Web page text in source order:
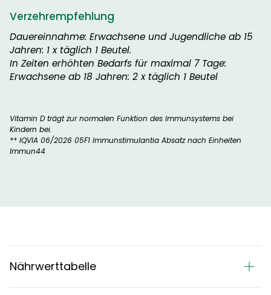
Verzehrempfehlung
Dauereinnahme: Erwachsene und Jugendliche ab 15
Jahren: 1 x täglich 1 Beutel.
In Zeiten erhöhten Bedarfs für maximal 7 Tage:
Erwachsene ab 18 Jahren: 2 x täglich 1 Beutel
Vitamin D trägt zur normalen Funktion des Immunsystems bei
Kindern bei.
** IQVIA 06/2026 05F1 Immunstimulantia Absatz nach Einheiten
Immun44
Nährwerttabelle